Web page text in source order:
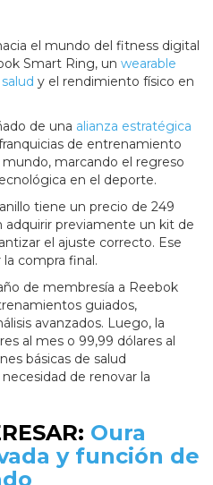
el mundo del fitness digital
Smart Ring, un wearable
y el rendimiento físico en
de una alianza estratégica
de entrenamiento
marcando el regreso
en el deporte.
tiene un precio de 249
adquirir previamente un kit de
el ajuste correcto. Ese
compra final.
de membresía a Reebok
guiados,
avanzados. Luego, la
al mes o 99,99 dólares al
básicas de salud
de renovar la
Oura
y función de